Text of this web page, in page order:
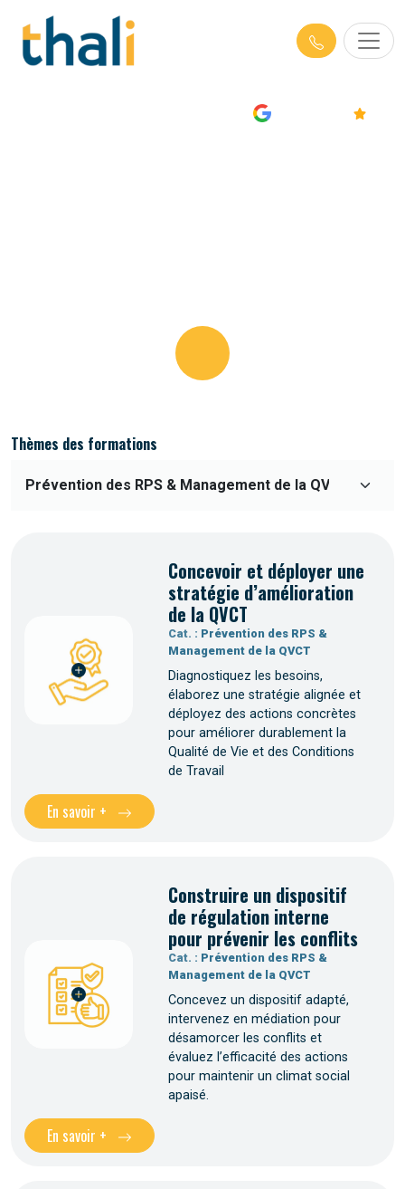
Thèmes des formations
Concevoir et déployer une
stratégie d’amélioration
de la QVCT
Cat. : Prévention des RPS &
Management de la QVCT
Diagnostiquez les besoins,
élaborez une stratégie alignée et
déployez des actions concrètes
pour améliorer durablement la
Qualité de Vie et des Conditions
de Travail
En savoir +
Construire un dispositif
de régulation interne
pour prévenir les conflits
Cat. : Prévention des RPS &
Management de la QVCT
Concevez un dispositif adapté,
intervenez en médiation pour
désamorcer les conflits et
évaluez l’efficacité des actions
pour maintenir un climat social
apaisé.
En savoir +